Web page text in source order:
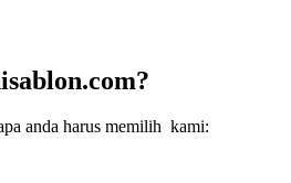
anda harus memilih kami: